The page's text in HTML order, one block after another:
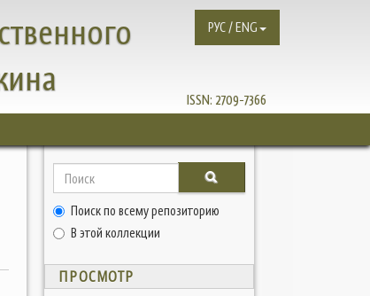
ISSN: 2709-7366
РУС / ENG
Поиск по всему репозиторию
В этой коллекции
ПРОСМОТР